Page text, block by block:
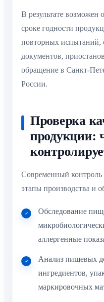
В результате возможен
сроке годности
повторных испытаний,
документов,
обращение в Санкт-
России.
Проверка
продукции:
Современный контроль
этапы производства и
Обследование
аллергенные
Анализ пищевых
ингредиентов,
маркировочных